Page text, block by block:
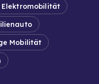
Elektromobilität
Mobilität